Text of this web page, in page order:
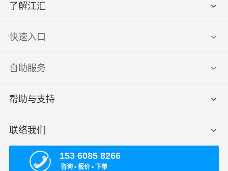
了解江汇
快速入口
自助服务
帮助与支持
联络我们
153 6085 8266
咨询 ▪ 报价 ▪ 下单